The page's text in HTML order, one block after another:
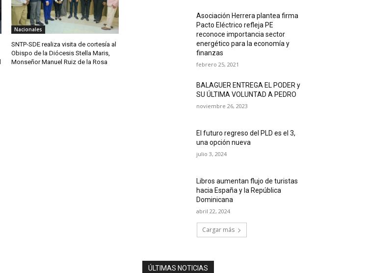
Nacionales
SNTP-SDE realiza visita de cortesía al
Obispo de la Diócesis Stella Maris,
Monseñor Manuel Ruiz de la Rosa
Asociación Herrera plantea firma
Pacto Eléctrico refleja PE
reconoce importancia sector
energético para la economía y
finanzas
febrero 25, 2021
BALAGUER ENTREGA EL PODER y
SU ÚLTIMA VOLUNTAD A PEDRO
noviembre 26, 2023
El futuro regreso del PLD es el 3,
una opción nueva
julio 3, 2024
Libros aumentan flujo de turistas
hacia España y la República
Dominicana
abril 22, 2024
Cargar más
ÚLTIMAS NOTICIAS